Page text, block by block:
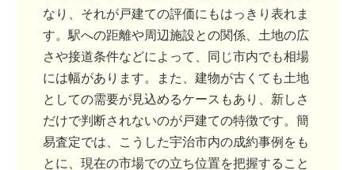
なり、それが戸建ての評価にもはっきり表れま
す。駅への距離や周辺施設との関係、土地の広
さや接道条件などによって、同じ市内でも相場
には幅があります。また、建物が古くても土地
としての需要が見込めるケースもあり、新しさ
だけで判断されないのが戸建ての特徴です。簡
易査定では、こうした宇治市内の成約事例をも
とに、現在の市場での立ち位置を把握すること